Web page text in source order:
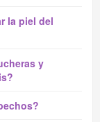
la piel del
y